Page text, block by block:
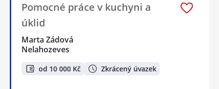
Pomocné práce v kuchyni a
úklid
Marta Zádová
Nelahozeves
od 10 000 Kč Zkrácený úvazek